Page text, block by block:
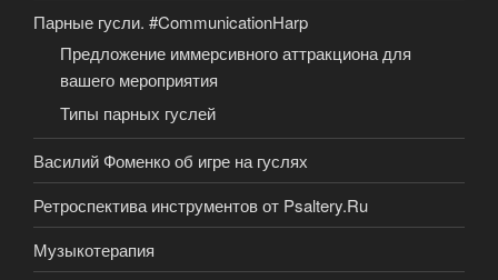
Парные гусли. #CommunicationHarp
Предложение иммерсивного аттракциона для
вашего мероприятия
Типы парных гуслей
Василий Фоменко об игре на гуслях
Ретроспектива инструментов от Psaltery.Ru
Музыкотерапия